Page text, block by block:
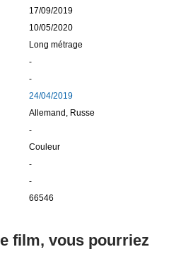
17/09/2019
10/05/2020
Long métrage
-
-
24/04/2019
Allemand, Russe
-
Couleur
-
-
66546
film, vous pourriez